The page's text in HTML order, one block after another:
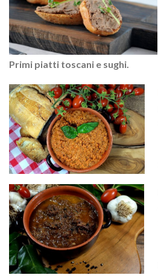
Primi piatti toscani e sughi.